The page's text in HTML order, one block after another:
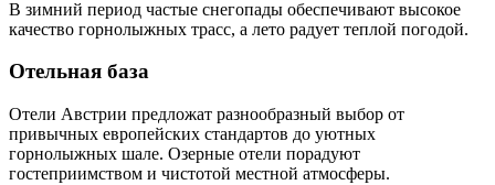
В зимний период частые снегопады обеспечивают высокое
качество горнолыжных трасс, а лето радует теплой погодой.
Отельная база
Отели Австрии предложат разнообразный выбор от
привычных европейских стандартов до уютных
горнолыжных шале. Озерные отели порадуют
гостеприимством и чистотой местной атмосферы.